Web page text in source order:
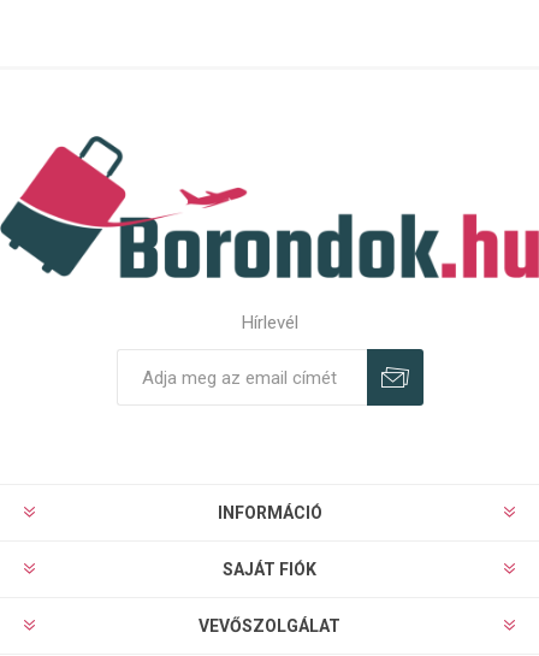
Hírlevél
INFORMÁCIÓ
SAJÁT FIÓK
VEVŐSZOLGÁLAT